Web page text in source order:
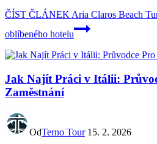
ČÍST ČLÁNEK Aria Claros Beach
oblíbeného hotelu
Jak Najít Práci v Itálii:
Zaměstnání
OdTerno Tour 15. 2. 2026